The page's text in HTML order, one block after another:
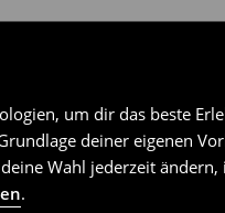
um dir das beste
deiner eigenen
Wahl jederzeit
.